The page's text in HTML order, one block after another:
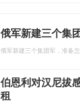
俄军新建三个集
俄军新建三个集团军，准备
伯恩利对汉尼拔
租